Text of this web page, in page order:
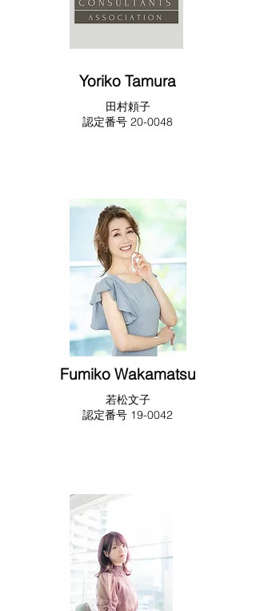
Yoriko Tamura
​田村頼子
​​認定番号 20-0048
Fumiko Wakamatsu
​若松文子
​​認定番号 19-0042